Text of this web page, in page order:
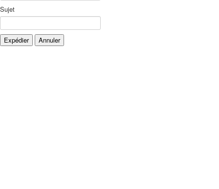
Sujet
Expédier Annuler